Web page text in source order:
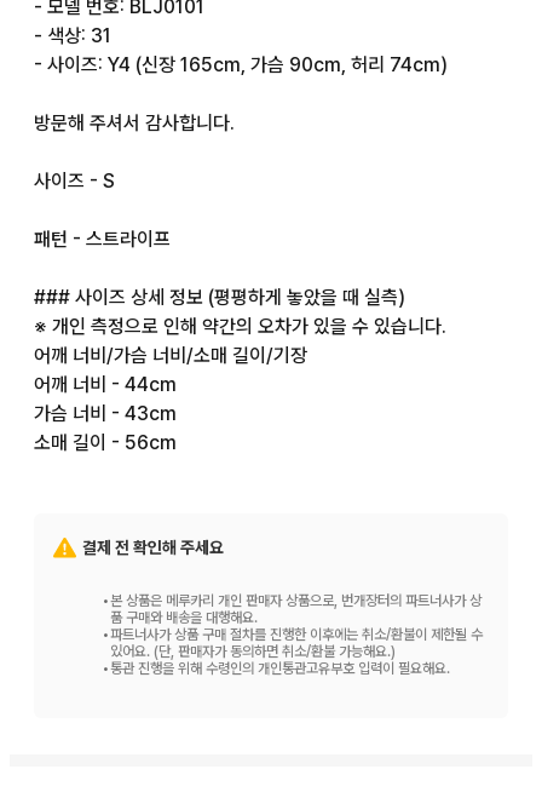
- 모델 번호: BLJ0101
- 색상: 31
- 사이즈: Y4 (신장 165cm, 가슴 90cm, 허리 74cm)
방문해 주셔서 감사합니다.
사이즈 - S
패턴 - 스트라이프
### 사이즈 상세 정보 (평평하게 놓았을 때 실측)
※ 개인 측정으로 인해 약간의 오차가 있을 수 있습니다.
어깨 너비/가슴 너비/소매 길이/기장
어깨 너비 - 44cm
가슴 너비 - 43cm
소매 길이 - 56cm
인심 - 64cm
허리 - 74cm
밑단 폭 - 18cm
타입 - 싱글
결제 전 확인해 주세요
•본 상품은 메루카리 개인 판매자 상품으로, 번개장터의 파트너사가 상
품 구매와 배송을 대행해요.
•파트너사가 상품 구매 절차를 진행한 이후에는 취소/환불이 제한될 수
있어요. (단, 판매자가 동의하면 취소/환불 가능해요.)
•통관 진행을 위해 수령인의 개인통관고유부호 입력이 필요해요.